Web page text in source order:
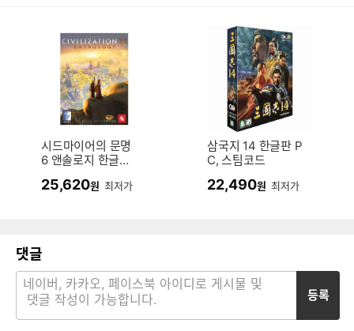
시드마이어의 문명
6 앤솔로지 한글판
25,620원 최저가
삼국지 14 한글판 P
C, 스팀코드
22,490원 최저가
댓글
등록